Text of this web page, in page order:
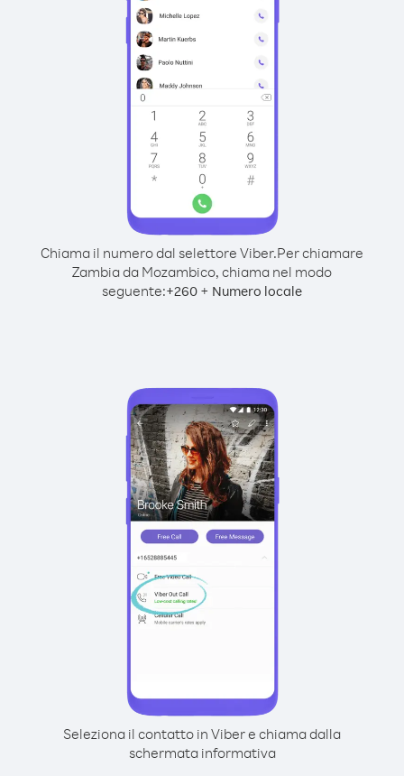
Chiama il numero dal selettore Viber.Per chiamare
Zambia da Mozambico, chiama nel modo
seguente:+260 + Numero locale
Seleziona il contatto in Viber e chiama dalla
schermata informativa